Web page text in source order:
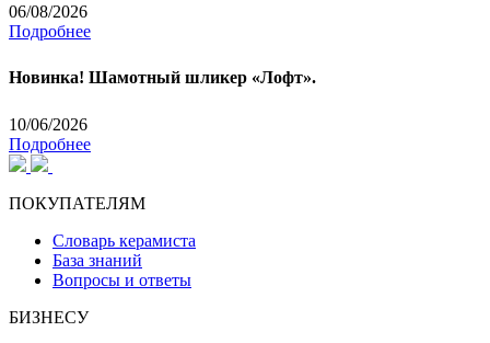
06/08/2026
Подробнее
Новинка! Шамотный шликер «Лофт».
10/06/2026
Подробнее
ПОКУПАТЕЛЯМ
Словарь керамиста
База знаний
Вопросы и ответы
БИЗНЕСУ